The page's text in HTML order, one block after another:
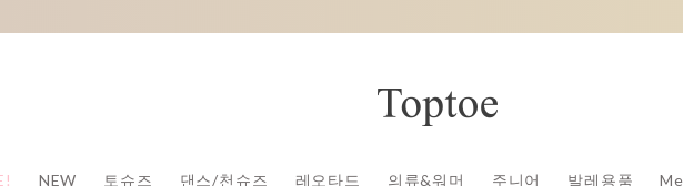
NEW 토슈즈 댄스/천슈즈 레오타드 의류&워머 주니어 발레용품